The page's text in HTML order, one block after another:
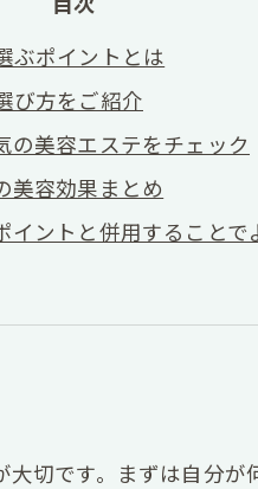
ぶポイントとは
び方をご紹介
の美容エステをチェック
美容効果まとめ
イントと併用することで
切です。まずは自分